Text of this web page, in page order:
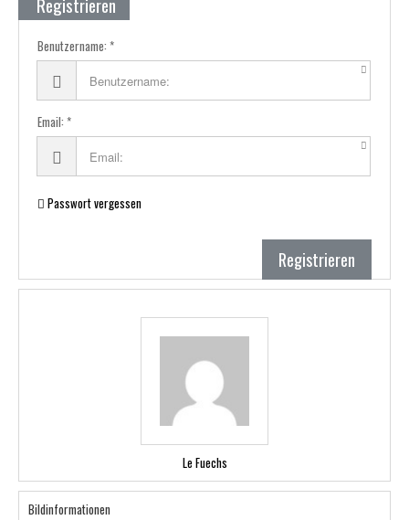
Benutzername:
Email:
Passwort vergessen
Registrieren
Le Fuechs
Bildinformationen